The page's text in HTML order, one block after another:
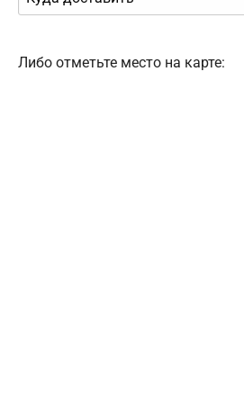
Либо отметьте место на карте: